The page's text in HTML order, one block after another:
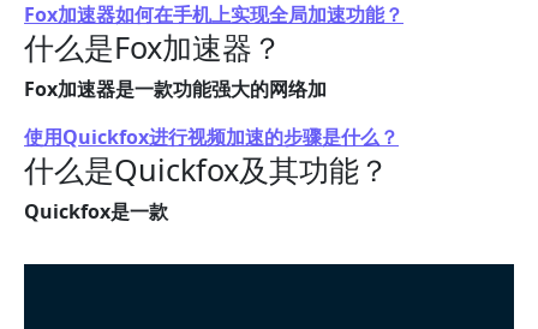
Fox加速器如何在手机上实现全局加速功能？
什么是Fox加速器？
Fox加速器是一款功能强大的网络加
使用Quickfox进行视频加速的步骤是什么？
什么是Quickfox及其功能？
Quickfox是一款